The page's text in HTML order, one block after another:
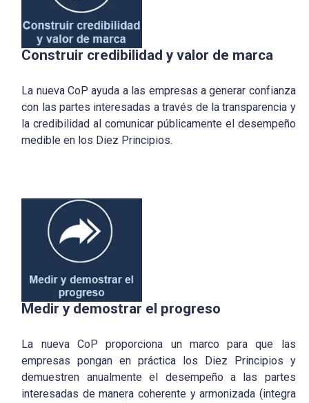
Construir credibilidad y valor de marca
La nueva CoP ayuda a las empresas a generar confianza
con las partes interesadas a través de la transparencia y
la credibilidad al comunicar públicamente el desempeño
medible en los Diez Principios.
Medir y demostrar el progreso
La nueva CoP proporciona un marco para que las
empresas pongan en práctica los Diez Principios y
demuestren anualmente el desempeño a las partes
interesadas de manera coherente y armonizada (integra